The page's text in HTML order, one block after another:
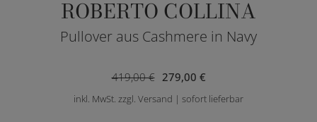
ROBERTO COLLINA
Pullover aus Cashmere in Navy
279,00 €
419,00 €
inkl. MwSt. zzgl. Versand | sofort lieferbar